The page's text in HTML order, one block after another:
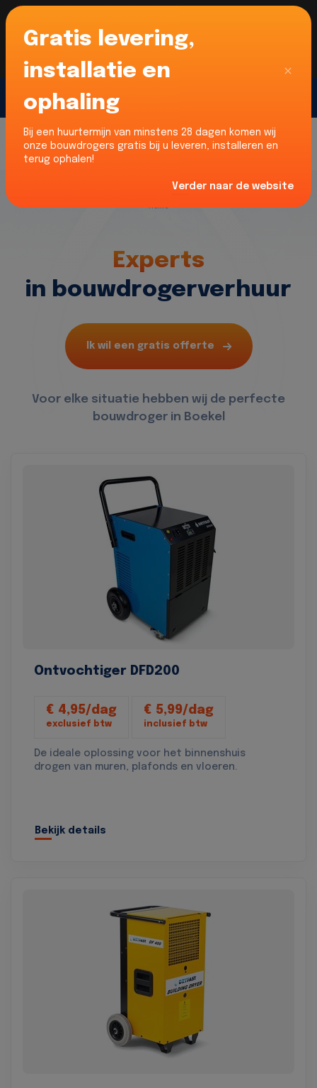
Voor onze Nederlandse klanten... Wij zijn maar
liefst 52% goedkoper dan verhuurders uit NL -
limburg en Noord-Brabant!
Home
Experts
in bouwdrogerverhuur
Ik wil een gratis offerte
Voor elke situatie hebben wij de perfecte
bouwdroger in Boekel
Ontvochtiger DFD200
€ 4,95/dag
exclusief btw
€ 5,99/dag
inclusief btw
De ideale oplossing voor het binnenshuis
drogen van muren, plafonds en vloeren.
Bekijk details
Gratis levering,
installatie en
ophaling
Bij een huurtermijn van minstens 28 dagen komen wij
onze bouwdrogers gratis bij u leveren, installeren en
terug ophalen!
Verder naar de website